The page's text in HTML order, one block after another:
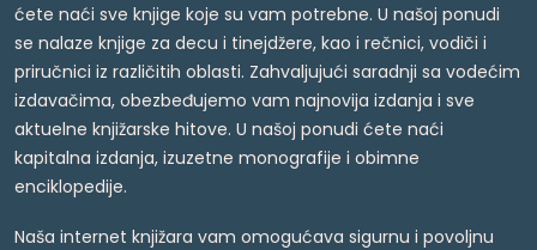
ćete naći sve knjige koje su vam potrebne. U našoj ponudi
se nalaze knjige za decu i tinejdžere, kao i rečnici, vodiči i
priručnici iz različitih oblasti. Zahvaljujući saradnji sa vodećim
izdavačima, obezbeđujemo vam najnovija izdanja i sve
aktuelne knjižarske hitove. U našoj ponudi ćete naći
kapitalna izdanja, izuzetne monografije i obimne
enciklopedije.
Naša internet knjižara vam omogućava sigurnu i povoljnu